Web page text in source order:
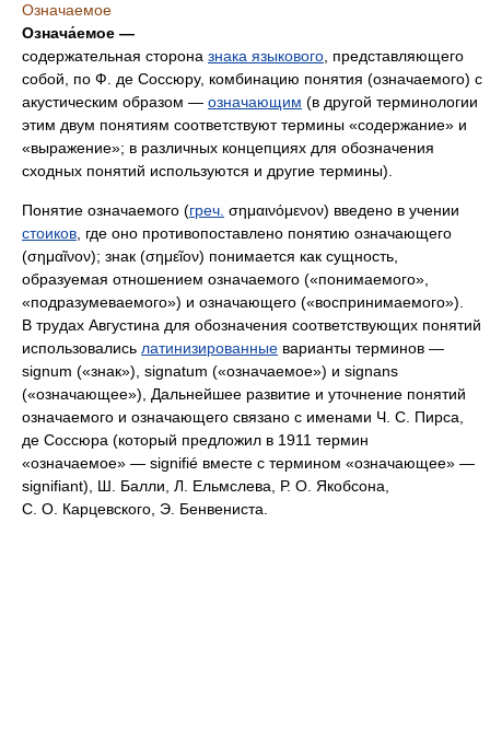
Означаемое
Означа́емое —
содержательная сторона знака языкового , представляющего
собой, по Ф. де Соссюру, комбинацию понятия (означаемого) с
акустическим образом — означающим (в другой терминологии
этим двум понятиям соответствуют термины «содержание» и
«выражение»; в различных концепциях для обозначения
сходных понятий используются и другие термины).
Понятие означаемого (греч. σημαινόμενον) введено в учении
стоиков , где оно противопоставлено понятию означающего
(σημαῖνον); знак (σημεῖον) понимается как сущность,
образуемая отношением означаемого («понимаемого»,
«подразумеваемого») и означающего («воспринимаемого»).
В трудах Августина для обозначения соответствующих понятий
использовались латинизированные варианты терминов —
signum («знак»), signatum («означаемое») и signans
(«означающее»), Дальнейшее развитие и уточнение понятий
означаемого и означающего связано с именами Ч. С. Пирса,
де Соссюра (который предложил в 1911 термин
«означаемое» — signifié вместе с термином «означающее» —
signifiant), Ш. Балли, Л. Ельмслева, Р. О. Якобсона,
С. О. Карцевского, Э. Бенвениста.